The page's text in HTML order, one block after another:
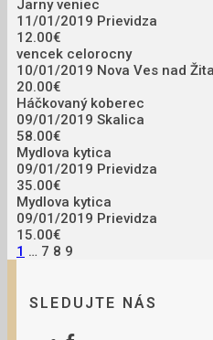
Jarny veniec
11/01/2019 Prievidza
12.00€
vencek celorocny
10/01/2019 Nova Ves nad
20.00€
Háčkovaný koberec
09/01/2019 Skalica
58.00€
Mydlova kytica
09/01/2019 Prievidza
35.00€
Mydlova kytica
09/01/2019 Prievidza
15.00€
1 … 7 8 9
SLEDUJTE NÁS